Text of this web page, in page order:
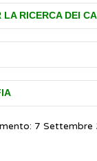
LA RICERCA DEI
di testare
cui si voglia
saliva viene
per
si eseguono
della
confermato
R. Linee
7 Settembre